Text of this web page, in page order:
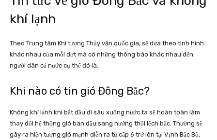
khí lạnh
Theo Trung tâm Khí tượng Thủy văn quốc gia, sẽ dựa theo tình hình
khác nhau của mỗi đợt mà có những thông báo khác nhau đến
người dân cả nước cụ thể đó là:
Khi nào có tin gió Đông Bắc?
Không khí lạnh khi bắt đầu đi sâu xuống nước ta sẽ hoàn toàn làm
thay đổi hệ thống gió ban đầu sang hướng thổi lệch bắc. Thường sẽ
gây ra hiện tượng gió mạnh diễn ra từ cấp 6 trở lên tại Vịnh Bắc Bộ,